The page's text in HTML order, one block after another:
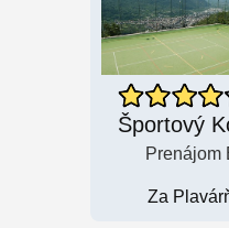
Športový
Prenájom
Za